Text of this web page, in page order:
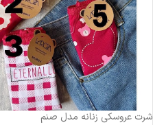
شرت عروسکی زنانه مدل صنم